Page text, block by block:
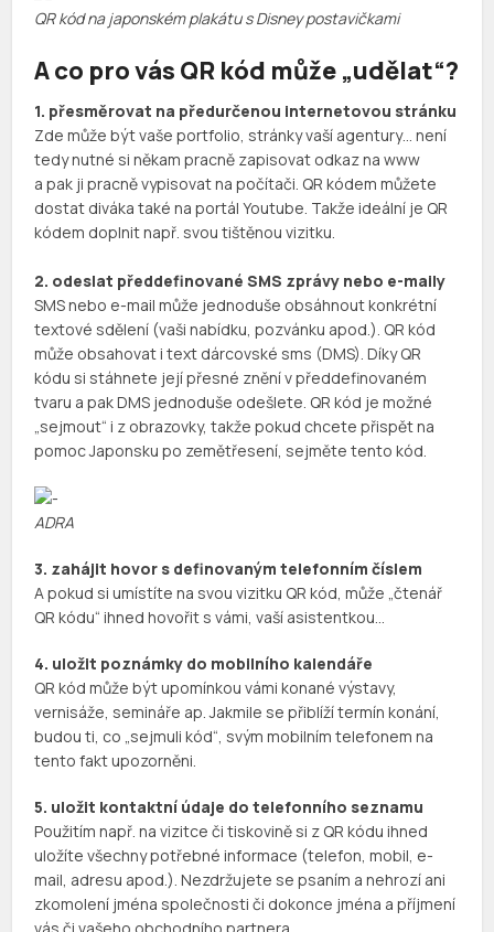
QR kód na japonském plakátu s Disney postavičkami
A co pro vás QR kód může „udělat“?
1. přesměrovat na předurčenou internetovou stránku
Zde může být vaše portfolio, stránky vaší agentury… není
tedy nutné si někam pracně zapisovat odkaz na www
a pak ji pracně vypisovat na počítači. QR kódem můžete
dostat diváka také na portál Youtube. Takže ideální je QR
kódem doplnit např. svou tištěnou vizitku.
2. odeslat předdefinované SMS zprávy nebo e-maily
SMS nebo e-mail může jednoduše obsáhnout konkrétní
textové sdělení (vaši nabídku, pozvánku apod.). QR kód
může obsahovat i text dárcovské sms (DMS). Díky QR
kódu si stáhnete její přesné znění v předdefinovaném
tvaru a pak DMS jednoduše odešlete. QR kód je možné
„sejmout“ i z obrazovky, takže pokud chcete přispět na
pomoc Japonsku po zemětřesení, sejměte tento kód.
ADRA
3. zahájit hovor s definovaným telefonním číslem
A pokud si umístíte na svou vizitku QR kód, může „čtenář
QR kódu“ ihned hovořit s vámi, vaší asistentkou…
4. uložit poznámky do mobilního kalendáře
QR kód může být upomínkou vámi konané výstavy,
vernisáže, semináře ap. Jakmile se přiblíží termín konání,
budou ti, co „sejmuli kód“, svým mobilním telefonem na
tento fakt upozorněni.
5. uložit kontaktní údaje do telefonního seznamu
Použitím např. na vizitce či tiskovině si z QR kódu ihned
uložíte všechny potřebné informace (telefon, mobil, e-
mail, adresu apod.). Nezdržujete se psaním a nehrozí ani
zkomolení jména společnosti či dokonce jména a příjmení